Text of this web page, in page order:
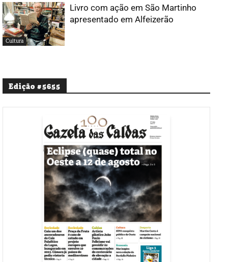
Cultura
Livro com ação em São Martinho
apresentado em Alfeizerão
Edição #5655